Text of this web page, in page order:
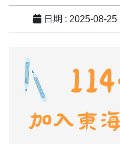
日期 : 2025-08-25